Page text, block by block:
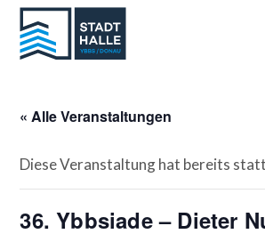
« Alle Veranstaltungen
Diese Veranstaltung hat bereits
36. Ybbsiade – Dieter